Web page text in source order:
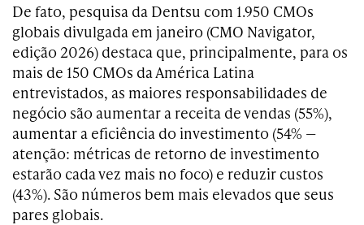
De fato, pesquisa da Dentsu com 1.950 CMOs
globais divulgada em janeiro (CMO Navigator,
edição 2026) destaca que, principalmente, para os
mais de 150 CMOs da América Latina
entrevistados, as maiores responsabilidades de
negócio são aumentar a receita de vendas (55%),
aumentar a eficiência do investimento (54% —
atenção: métricas de retorno de investimento
estarão cada vez mais no foco) e reduzir custos
(43%). São números bem mais elevados que seus
pares globais.